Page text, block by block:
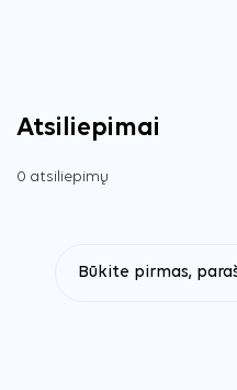
Atsiliepimai
0 atsiliepimų
Būkite pirmas,